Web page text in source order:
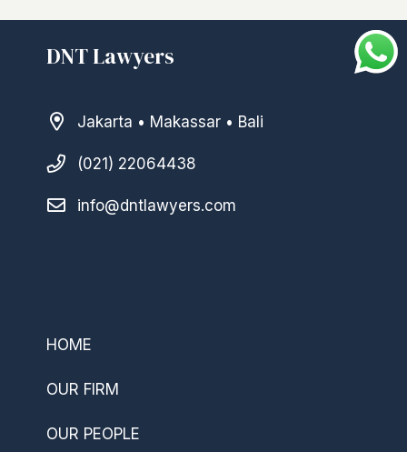
DNT Lawyers
Jakarta • Makassar • Bali
(021) 22064438
info@dntlawyers.com
HOME
OUR FIRM
OUR PEOPLE